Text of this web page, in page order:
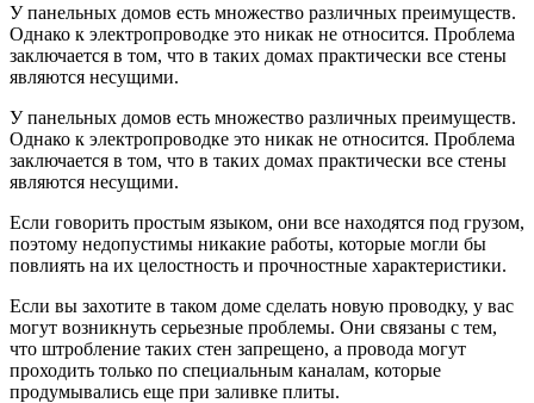
У панельных домов есть множество различных преимуществ.
Однако к электропроводке это никак не относится. Проблема
заключается в том, что в таких домах практически все стены
являются несущими.
У панельных домов есть множество различных преимуществ.
Однако к электропроводке это никак не относится. Проблема
заключается в том, что в таких домах практически все стены
являются несущими.
Если говорить простым языком, они все находятся под грузом,
поэтому недопустимы никакие работы, которые могли бы
повлиять на их целостность и прочностные характеристики.
Если вы захотите в таком доме сделать новую проводку, у вас
могут возникнуть серьезные проблемы. Они связаны с тем,
что штробление таких стен запрещено, а провода могут
проходить только по специальным каналам, которые
продумывались еще при заливке плиты.